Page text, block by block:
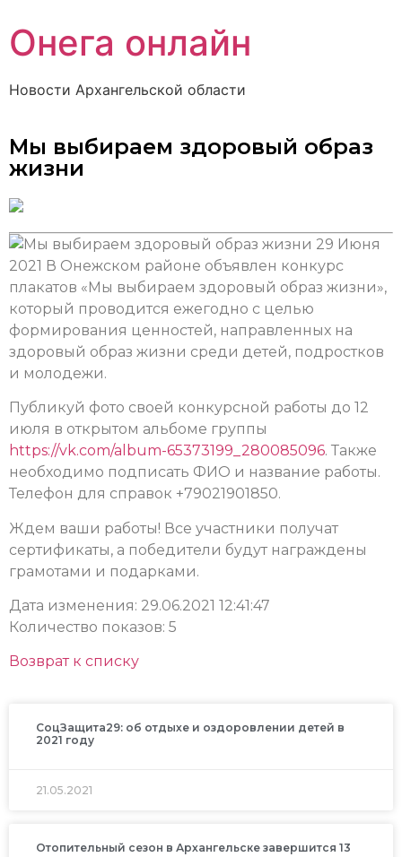
Онега онлайн
Новости Архангельской области
Мы выбираем здоровый образ
жизни
29 Июня
2021 В Онежском районе объявлен конкурс
плакатов «Мы выбираем здоровый образ жизни»,
который проводится ежегодно с целью
формирования ценностей, направленных на
здоровый образ жизни среди детей, подростков
и молодежи.
Публикуй фото своей конкурсной работы до 12
июля в открытом альбоме группы
https://vk.com/album-65373199_280085096. Также
необходимо подписать ФИО и название работы.
Телефон для справок +79021901850.
Ждем ваши работы! Все участники получат
сертификаты, а победители будут награждены
грамотами и подарками.
Дата изменения: 29.06.2021 12:41:47
Количество показов: 5
Возврат к списку
СоцЗащита29: об отдыхе и оздоровлении детей в
2021 году
21.05.2021
Отопительный сезон в Архангельске завершится 13